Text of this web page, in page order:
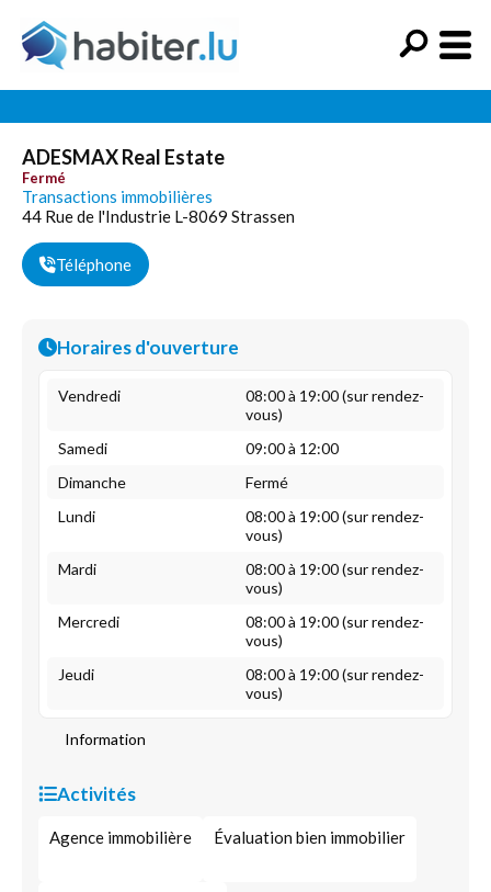
ADESMAX Real Estate
Fermé
Transactions immobilières
44 Rue de l'Industrie L-8069 Strassen
Téléphone
Horaires d'ouverture
Vendredi
08:00 à 19:00 (sur rendez-
vous)
Samedi
09:00 à 12:00
Dimanche
Fermé
Lundi
08:00 à 19:00 (sur rendez-
vous)
Mardi
08:00 à 19:00 (sur rendez-
vous)
Mercredi
08:00 à 19:00 (sur rendez-
vous)
Jeudi
08:00 à 19:00 (sur rendez-
vous)
Information
Activités
Agence immobilière Évaluation bien immobilier